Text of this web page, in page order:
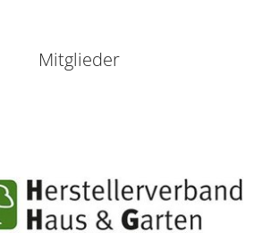
Mitglieder